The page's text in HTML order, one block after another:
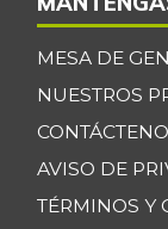
MESA DE
NUESTROS
AVISO DE
TÉRMINOS Y